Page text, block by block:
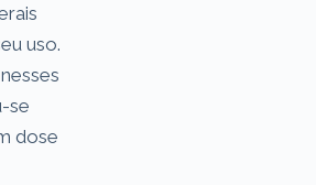
uso.
se
dose